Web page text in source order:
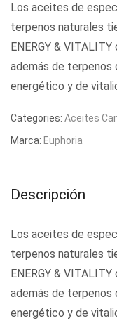
Los aceites de
terpenos naturales
ENERGY &
además de terpenos
energético y de
Categories: Aceites
Marca: Euphoria
Descripción
Los aceites de
terpenos naturales
ENERGY &
además de terpenos
energético y de